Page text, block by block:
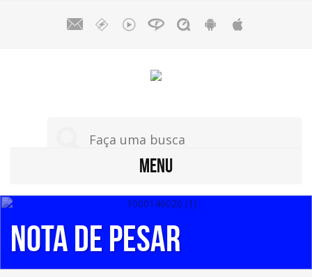
MENU
Nota de Pesar